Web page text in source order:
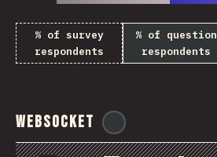
% of survey
respondents
% of question
respondents
WebSocket